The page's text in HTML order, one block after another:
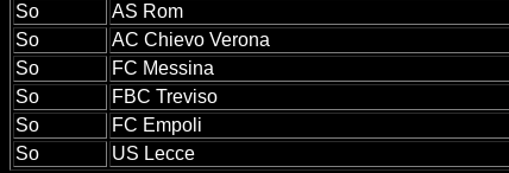
So
AS Rom
So
AC Chievo Verona
So
FC Messina
So
FBC Treviso
So
FC Empoli
So
US Lecce